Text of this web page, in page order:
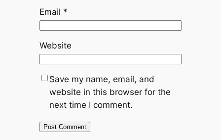
Email *
Website
Save my name, email, and
website in this browser for the
next time I comment.